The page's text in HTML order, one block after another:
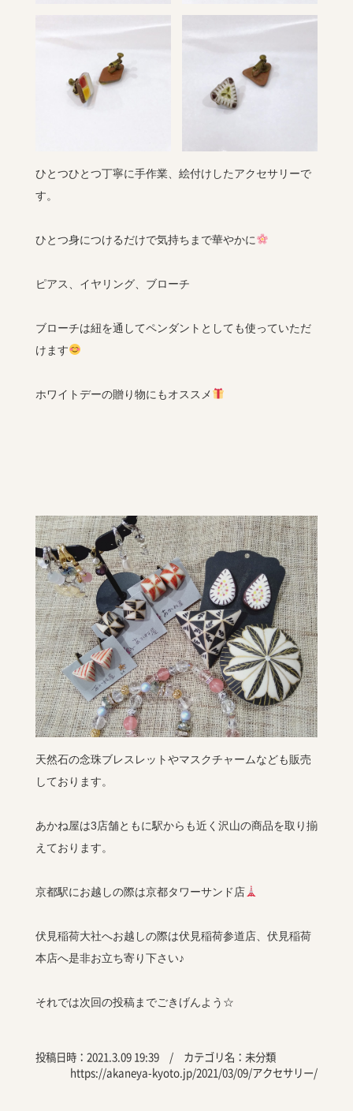
ひとつひとつ丁寧に手作業、絵付けしたアクセサリーで
す。
ひとつ身につけるだけで気持ちまで華やかに
ピアス、イヤリング、ブローチ
ブローチは紐を通してペンダントとしても使っていただ
けます
ホワイトデーの贈り物にもオススメ
天然石の念珠ブレスレットやマスクチャームなども販売
しております。
あかね屋は3店舗ともに駅からも近く沢山の商品を取り揃
えております。
京都駅にお越しの際は京都タワーサンド店
伏見稲荷大社へお越しの際は伏見稲荷参道店、伏見稲荷
本店へ是非お立ち寄り下さい♪
それでは次回の投稿までごきげんよう☆
投稿日時：2021.3.09 19:39 / カテゴリ名： 未分類
https://akaneya-kyoto.jp/2021/03/09/アクセサリー/